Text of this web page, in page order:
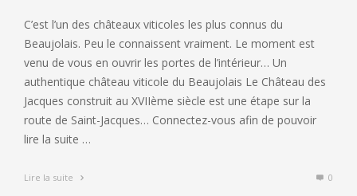
C’est l’un des châteaux viticoles les plus connus du
Beaujolais. Peu le connaissent vraiment. Le moment est
venu de vous en ouvrir les portes de l’intérieur… Un
authentique château viticole du Beaujolais Le Château des
Jacques construit au XVIIème siècle est une étape sur la
route de Saint-Jacques… Connectez-vous afin de pouvoir
lire la suite …
Lire la suite 0